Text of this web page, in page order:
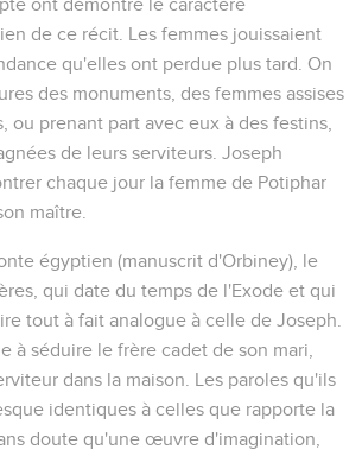
ont démontré le caractère
de ce récit. Les femmes jouissaient
qu'elles ont perdue plus tard. On
des monuments, des femmes assises
ou prenant part avec eux à des festins,
de leurs serviteurs. Joseph
chaque jour la femme de Potiphar
maître.
égyptien (manuscrit d'Orbiney), le
, qui date du temps de l'Exode et qui
tout à fait analogue à celle de Joseph.
à séduire le frère cadet de son mari,
dans la maison. Les paroles qu'ils
identiques à celles que rapporte la
doute qu'une œuvre d'imagination,